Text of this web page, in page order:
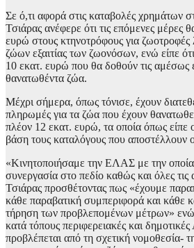
Σε ό,τι αφορά στις καταβολές χρημάτων
Τσιάρας ανέφερε ότι τις επόμενες μέρες
ευρώ στους κτηνοτρόφους για
ζώων εξαιτίας των ζωονόσων, ενώ είπε
10 εκατ. ευρώ που θα δοθούν τις αμέσως
θανατωθέντα ζώα.
Μέχρι σήμερα, όπως τόνισε, έχουν
πληρωμές για τα ζώα που έχουν
πλέον 12 εκατ. ευρώ, τα οποία όπως είπε ο
βάση τους καταλόγους που αποστέλλουν
«Κινητοποιήσαμε την ΕΛΑΣ με την
συνεργασία στο πεδίο καθώς και όλες τις
Τσιάρας προσθέτοντας πως «έχουμε
κάθε παραβατική συμπεριφορά και κάθε
τήρηση των προβλεπομένων μέτρων» ενώ
κατά τόπους περιφερειακές και
προβλέπεται από τη σχετική νομοθεσία-